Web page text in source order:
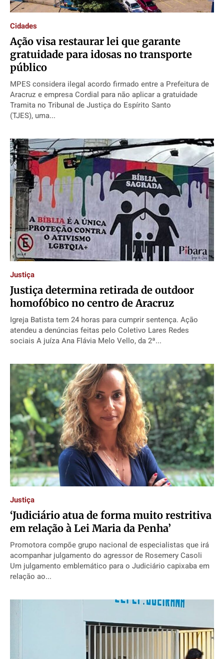
Cidades
Ação visa restaurar lei que garante
gratuidade para idosas no transporte
público
MPES considera ilegal acordo firmado entre a Prefeitura de
Aracruz e empresa Cordial para não aplicar a gratuidade
Tramita no Tribunal de Justiça do Espírito Santo
(TJES), uma...
Justiça
Justiça determina retirada de outdoor
homofóbico no centro de Aracruz
Igreja Batista tem 24 horas para cumprir sentença. Ação
atendeu a denúncias feitas pelo Coletivo Lares Redes
sociais A juíza Ana Flávia Melo Vello, da 2ª...
Justiça
‘Judiciário atua de forma muito restritiva
em relação à Lei Maria da Penha’
Promotora compõe grupo nacional de especialistas que irá
acompanhar julgamento do agressor de Rosemery Casoli
Um julgamento emblemático para o Judiciário capixaba em
relação ao...